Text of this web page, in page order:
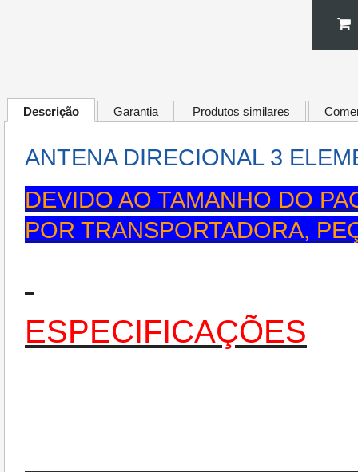
Descrição Garantia Produtos similares
ANTENA DIRECIONAL 3
DEVIDO AO TAMANHO DO
POR TRANSPORTADORA,
ESPECIFICAÇÕES